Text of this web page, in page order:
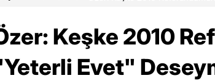
Keşke 2010
Evet"